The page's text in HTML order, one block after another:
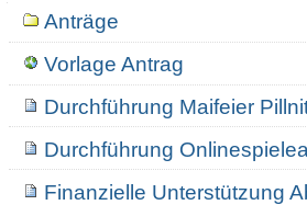
NavigationAnträge
Vorlage Antrag
Durchführung Maifeier
Durchführung
Finanzielle Unterstützung